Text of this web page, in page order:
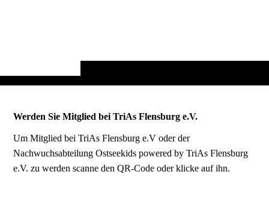
Werden Sie Mitglied bei TriAs Flensburg e.V.
Um Mitglied bei TriAs Flensburg e.V oder der
Nachwuchsabteilung Ostseekids powered by TriAs Flensburg
e.V. zu werden scanne den QR-Code oder klicke auf ihn.